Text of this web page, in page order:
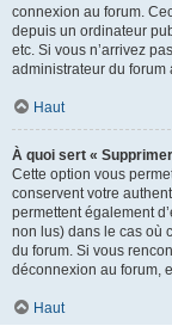
connexion au forum.
depuis un ordinateur
etc. Si vous n’arrivez
administrateur du forum
Haut
À quoi sert «
Cette option vous
conservent votre
permettent également
non lus) dans le cas où
du forum. Si vous
déconnexion au forum,
Haut